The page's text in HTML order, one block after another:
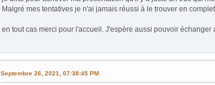
Malgré mes tentatives je n'ai jamais réussi à le trouver en
en tout cas merci pour l'accueil. J'espère aussi pouvoir
Septembre 26, 2021, 07:38:45 PM